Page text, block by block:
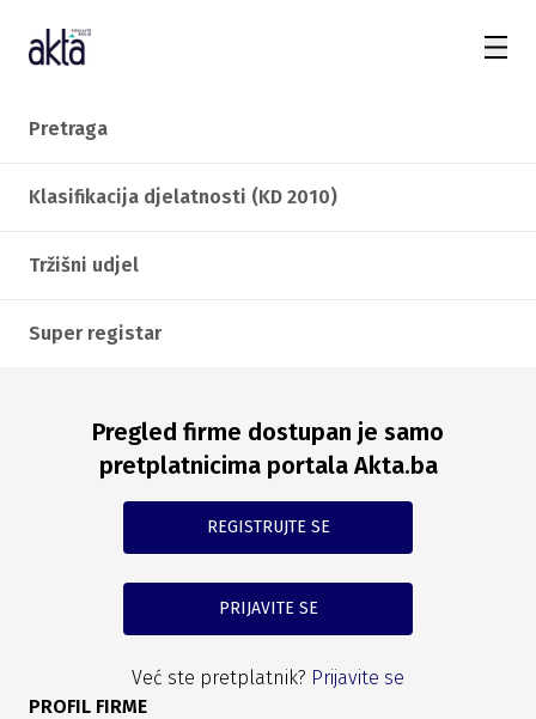
Pretraga
Klasifikacija djelatnosti (KD 2010)
Tržišni udjel
Super registar
Pregled firme dostupan je samo
pretplatnicima portala Akta.ba
REGISTRUJTE SE
PRIJAVITE SE
Već ste pretplatnik? Prijavite se
PROFIL FIRME